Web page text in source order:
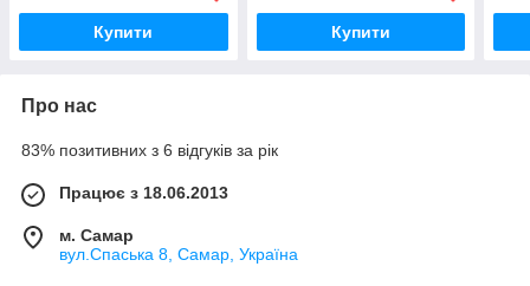
Купити Купити
Про нас
83% позитивних з 6 відгуків за рік
Працює з 18.06.2013
м. Самар
вул.Спаська 8, Самар, Україна